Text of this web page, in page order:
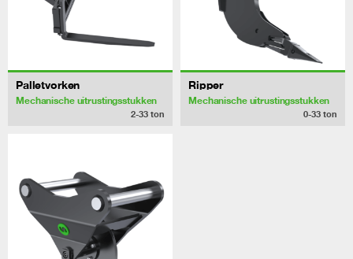
Palletvorken
Mechanische uitrustingsstukken
2-33 ton
Ripper
Mechanische uitrustingsstukken
0-33 ton